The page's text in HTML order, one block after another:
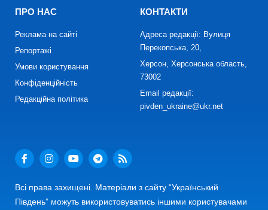
ПРО НАС
Реклама на сайті
Репортажі
Умови користування
Конфіденційність
Редакційна політика
КОНТАКТИ
Адреса редакції: Вулиця
Перекопська, 20,
Херсон, Херсонська область,
73002
Email редакції:
pivden_ukraine@ukr.net
Всі права захищені. Матеріали з сайту “Український
Південь” можуть використовуватись іншими користувачами